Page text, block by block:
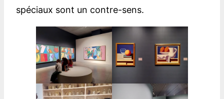
spéciaux sont un contre-sens.